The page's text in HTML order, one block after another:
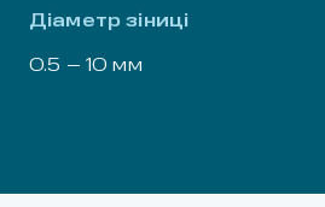
Діаметр зіниці
0.5 – 10 мм